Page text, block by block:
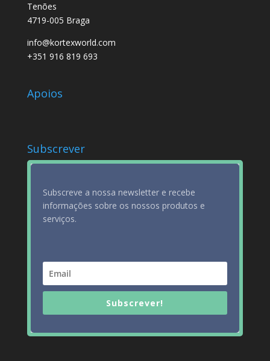
Tenões
4719-005 Braga
info@kortexworld.com
+351 916 819 693
Apoios
Subscrever
Subscreve a nossa newsletter e recebe
informações sobre os nossos produtos e
serviços.
Subscrever!